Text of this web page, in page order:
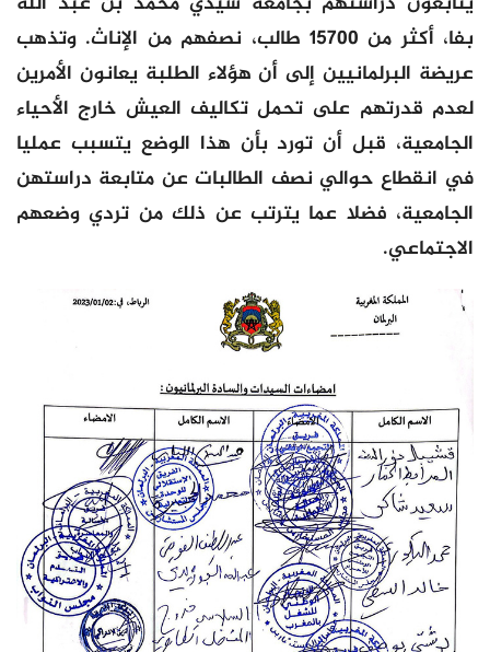
بفا، أكثر من 15700 طالب، نصفهم من الإناث. وتذهب
عريضة البرلمانيين إلى أن هؤلاء الطلبة يعانون الأمرين
لعدم قدرتهم على تحمل تكاليف العيش خارج الأحياء
الجامعية، قبل أن تورد بأن هذا الوضع يتسبب عمليا
في انقطاع حوالي نصف الطالبات عن متابعة دراستهن
الجامعية، فضلا عما يترتب عن ذلك من تردي وضعهم
الاجتماعي.